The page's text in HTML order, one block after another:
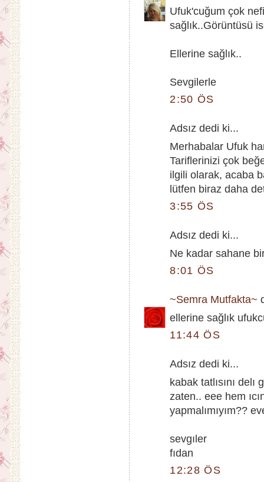
Ufuk'cuğum çok
sağlık..Görüntüsü
Ellerine sağlık..
Sevgilerle
2:50 ÖS
Adsız dedi ki...
Merhabalar Ufuk
Tariflerinizi çok
ilgili olarak, acaba
lütfen biraz daha
3:55 ÖS
Adsız dedi ki...
Ne kadar sahane
8:01 ÖS
~Semra Mutfakta~
ellerine sağlık
11:44 ÖS
Adsız dedi ki...
kabak tatlısını
zaten.. eee hem
yapmalımıyım??
sevgıler
fıdan
12:28 ÖS